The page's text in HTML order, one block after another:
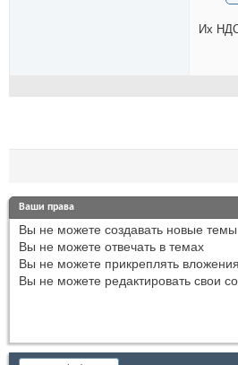
Их
Ваши права
Вы не можете создавать новые темы
Вы не можете отвечать в темах
Вы не можете прикреплять вложения
Вы не можете редактировать свои